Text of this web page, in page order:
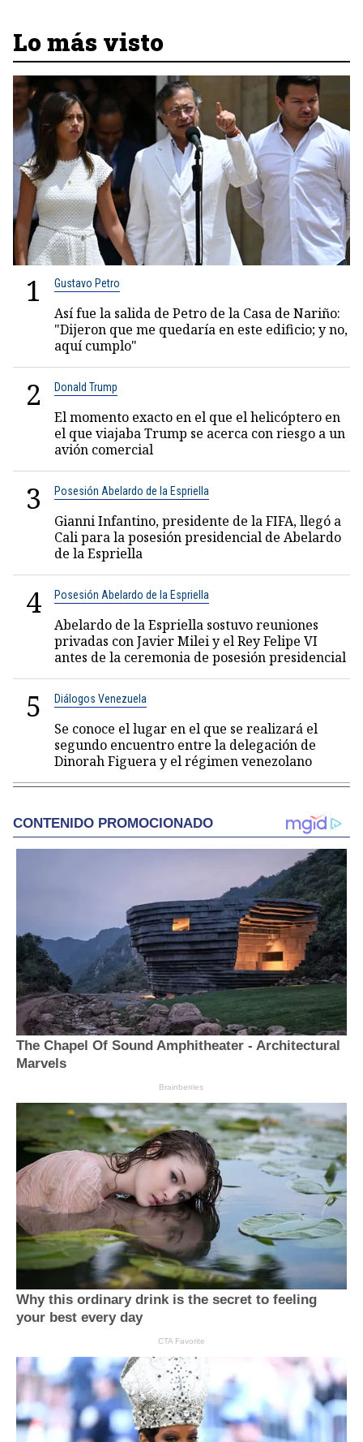
Lo más visto
1 Gustavo Petro
Así fue la salida de Petro de la Casa de Nariño:
"Dijeron que me quedaría en este edificio; y no,
aquí cumplo"
2 Donald Trump
El momento exacto en el que el helicóptero en
el que viajaba Trump se acerca con riesgo a un
avión comercial
3 Posesión Abelardo de la Espriella
Gianni Infantino, presidente de la FIFA, llegó a
Cali para la posesión presidencial de Abelardo
de la Espriella
4 Posesión Abelardo de la Espriella
Abelardo de la Espriella sostuvo reuniones
privadas con Javier Milei y el Rey Felipe VI
antes de la ceremonia de posesión presidencial
5 Diálogos Venezuela
Se conoce el lugar en el que se realizará el
segundo encuentro entre la delegación de
Dinorah Figuera y el régimen venezolano